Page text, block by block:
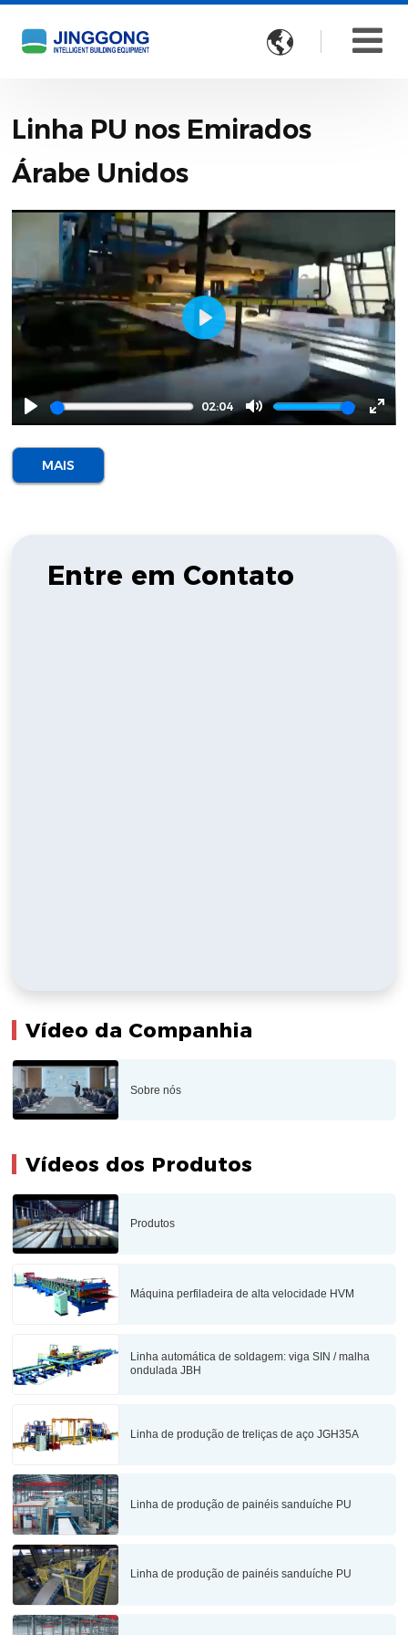

Linha PU nos Emirados
Árabe Unidos
Play
02:04
Mute
Play
MAIS
Entre em Contato
Vídeo da Companhia
Sobre nós
Vídeos dos Produtos
Produtos
Máquina perfiladeira de alta velocidade HVM
Linha automática de soldagem: viga SIN / malha
ondulada JBH
Linha de produção de treliças de aço JGH35A
Linha de produção de painéis sanduíche PU
Linha de produção de painéis sanduíche PU